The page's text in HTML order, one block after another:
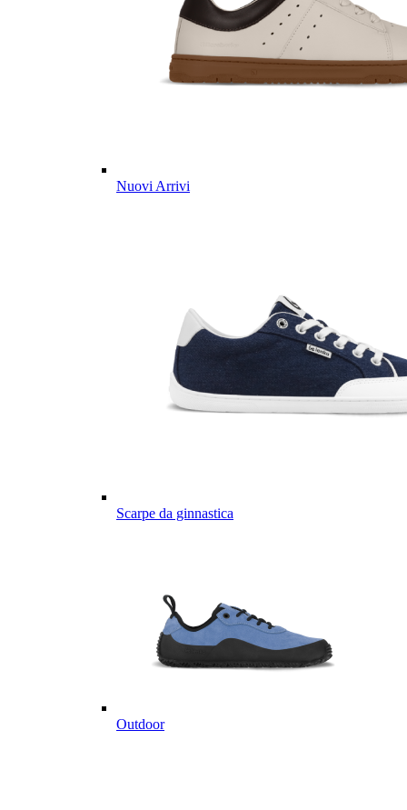
Nuovi Arrivi
Scarpe da ginnastica
Outdoor